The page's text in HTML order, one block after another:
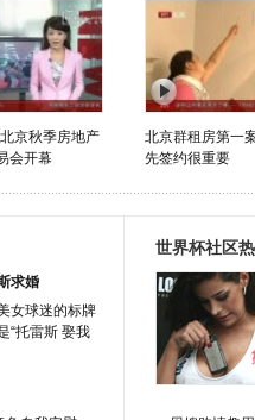
京秋季房地产
会开幕
北京群租房第一
先签约很重要
求婚
女球迷的标牌
“托雷斯 娶我
世界杯社区